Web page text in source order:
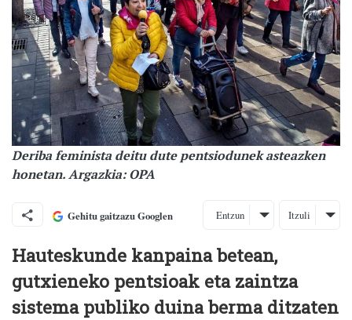
Deriba feminista deitu dute pentsiodunek asteazken
honetan. Argazkia: OPA
Gehitu gaitzazu Googlen Entzun Itzuli
Hauteskunde kanpaina betean,
gutxieneko pentsioak eta zaintza
sistema publiko duina berma ditzaten